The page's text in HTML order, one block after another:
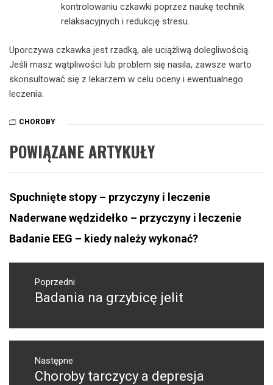
kontrolowaniu czkawki poprzez naukę technik
relaksacyjnych i redukcję stresu.
Uporczywa czkawka jest rzadką, ale uciążliwą dolegliwością.
Jeśli masz wątpliwości lub problem się nasila, zawsze warto
skonsultować się z lekarzem w celu oceny i ewentualnego
leczenia.
CHOROBY
POWIĄZANE ARTYKUŁY
Spuchnięte stopy – przyczyny i leczenie
Naderwane wędzidełko – przyczyny i leczenie
Badanie EEG – kiedy należy wykonać?
Nawigacja
wpisuPoprzedni
Poprzedni
Badania na grzybicę jelit
Następne
Następny
Choroby tarczycy a depresja